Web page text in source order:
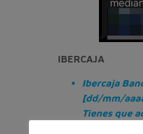
IBERCAJA
Ibercaja
[dd/mm/
Tienes que